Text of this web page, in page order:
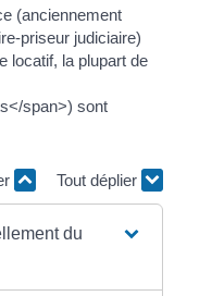
(anciennement
priseur judiciaire)
locatif, la plupart de
span>) sont
Tout déplier
du